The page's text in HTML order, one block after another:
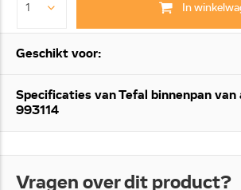
In
Geschikt voor:
Specificaties van Tefal binnenpan van
993114
Vragen over dit product?